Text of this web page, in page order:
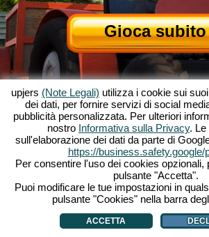
Gioca subito
Informazioni su My Free Farm |La storia dietro
Le caratteristiche |CGU Contatti/Crediti|Privacy|
My Free Farm 2 App|Google Play
Giochi browser - Upjers.com|
upjers (Note Legali) utilizza i cookie sui
dei dati, per fornire servizi di social
pubblicità personalizzata. Per ulteriori
nostro Informativa sulla Privacy. Le
sull'elaborazione dei dati da parte di
https://business.safety.google/
Per consentire l'uso dei cookies opzionali,
pulsante "Accetta".
Puoi modificare le tue impostazioni in
pulsante "Cookies" nella barra
ACCETTA